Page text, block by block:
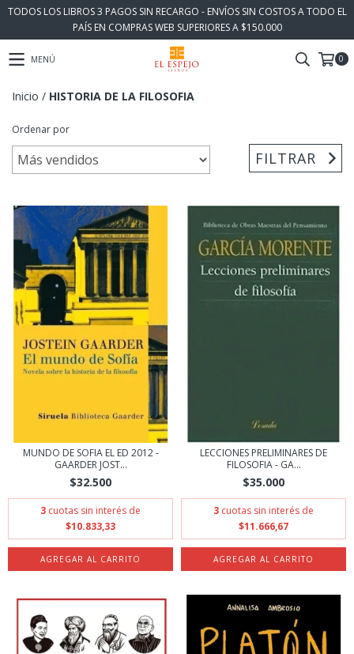
TODOS LOS LIBROS 3 PAGOS SIN RECARGO - ENVÍOS SIN COSTOS A TODO EL
PAÍS EN COMPRAS WEB SUPERIORES A $150.000
MENÚ 0
Inicio / HISTORIA DE LA FILOSOFIA
Ordenar por
FILTRAR
MUNDO DE SOFIA EL ED 2012 -
GAARDER JOST...
$32.500
3 cuotas sin interés de
$10.833,33
LECCIONES PRELIMINARES DE
FILOSOFIA - GA...
$35.000
3 cuotas sin interés de
$11.666,67